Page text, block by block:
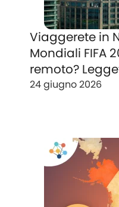
Viaggerete in
Mondiali FIFA
remoto?
24 giugno 2026